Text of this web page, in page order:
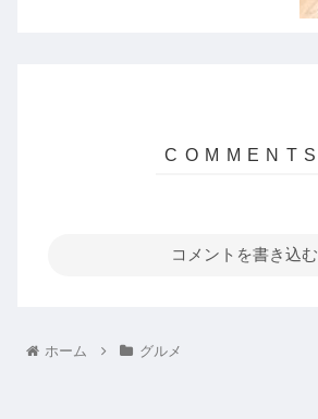
コメントを書き込む
ホーム グルメ